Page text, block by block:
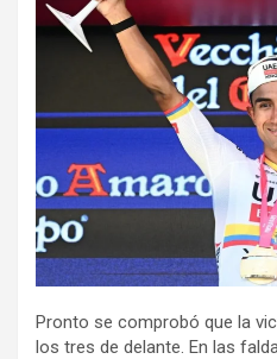
Pronto se comprobó que la
los tres de delante. En las